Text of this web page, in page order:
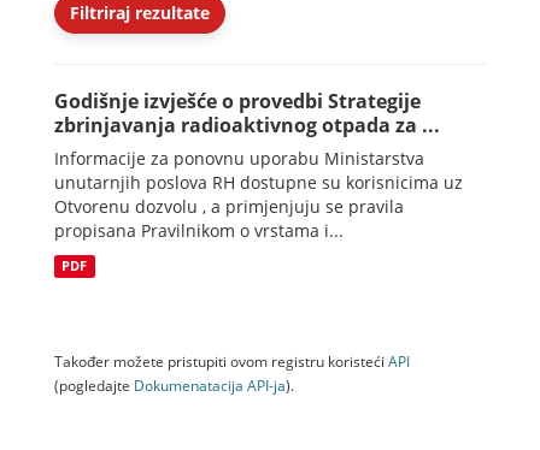
Filtriraj rezultate
Godišnje izvješće o provedbi Strategije
zbrinjavanja radioaktivnog otpada za ...
Informacije za ponovnu uporabu Ministarstva
unutarnjih poslova RH dostupne su korisnicima uz
Otvorenu dozvolu , a primjenjuju se pravila
propisana Pravilnikom o vrstama i...
PDF
Također možete pristupiti ovom registru koristeći API
(pogledajte Dokumenаtаcijа API-jа).